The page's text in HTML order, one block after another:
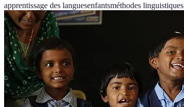
apprentissage des languesenfantsméthodes linguistiques